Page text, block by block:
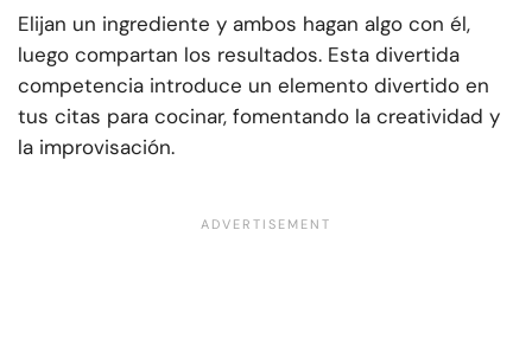
Elijan un ingrediente y ambos hagan algo con él,
luego compartan los resultados. Esta divertida
competencia introduce un elemento divertido en
tus citas para cocinar, fomentando la creatividad y
la improvisación.